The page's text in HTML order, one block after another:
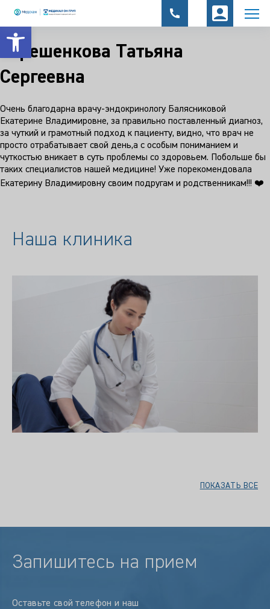
Открыть панель инструментов
Терешенкова Татьяна
Сергеевна
Очень благодарна врачу-эндокринологу Балясниковой
Екатерине Владимировне, за правильно поставленный диагноз,
за чуткий и грамотный подход к пациенту, видно, что врач не
просто отрабатывает свой день,а с особым пониманием и
чуткостью вникает в суть проблемы со здоровьем. Побольше бы
таких специалистов нашей медицине! Уже порекомендовала
Екатерину Владимировну своим подругам и родственникам!!! ❤️
Наша клиника
ПОКАЗАТЬ ВСЕ
Запишитесь на прием
Оставьте свой телефон и наш